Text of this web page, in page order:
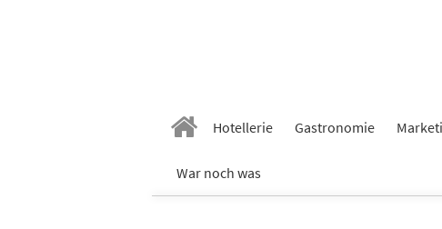
Hotellerie Gastronomie
War noch was